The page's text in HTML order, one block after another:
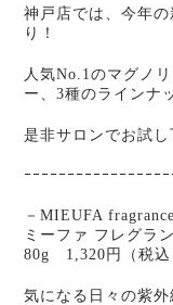
神戸店では、今年
り！
人気No.1のマグノ
ー、3種のラインナ
是非サロンでお試し
ｰｰｰｰｰｰｰｰｰｰｰｰｰｰｰｰ
－MIEUFA
ミーファ フレグラ
80g 1,320円（税込
気になる日々の紫